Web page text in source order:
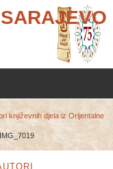
književnih djela iz Orijentalne
IMG_7019